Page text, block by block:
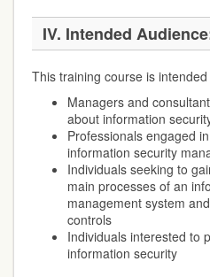
IV. Intended
This training course is
Managers and
about information
Professionals engaged
information security
Individuals seeking to
main processes of an
management system
controls
Individuals interested to
information security